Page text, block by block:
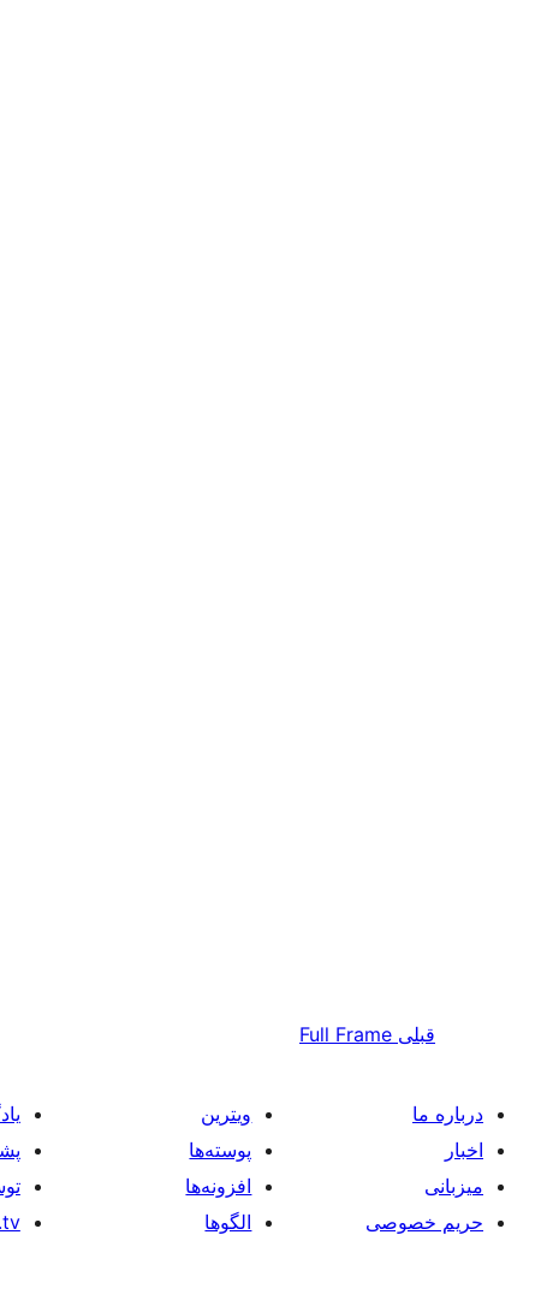
قبلی Full Frame
درباره ما
اخبار
میزبانی
حریم خصوصی
ویترین
پوسته‌ها
افزونه‌ها
الگوها